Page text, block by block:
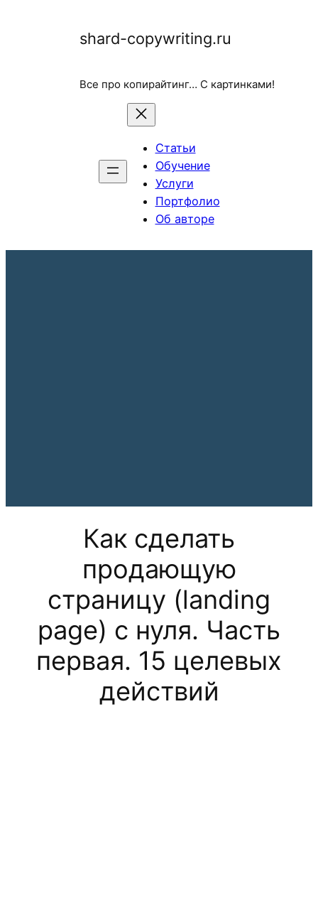
shard-copywriting.ru
Все про копирайтинг… С картинками!
Статьи
Обучение
Услуги
Портфолио
Об авторе
Как сделать
продающую
страницу (landing
page) с нуля. Часть
первая. 15 целевых
действий